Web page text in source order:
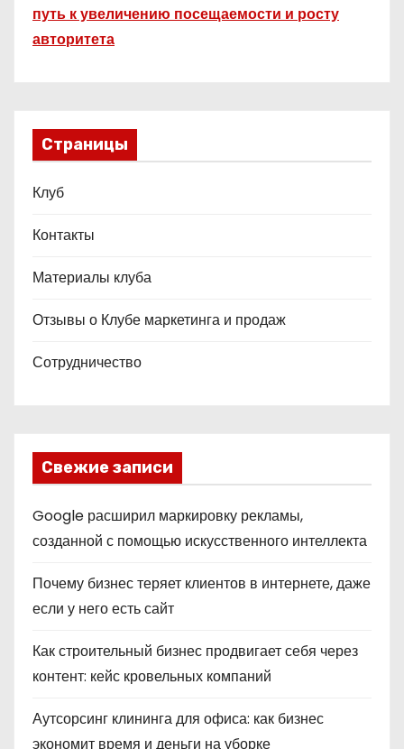
путь к увеличению посещаемости и росту
авторитета
Страницы
Клуб
Контакты
Материалы клуба
Отзывы о Клубе маркетинга и продаж
Сотрудничество
Свежие записи
Google расширил маркировку рекламы,
созданной с помощью искусственного интеллекта
Почему бизнес теряет клиентов в интернете, даже
если у него есть сайт
Как строительный бизнес продвигает себя через
контент: кейс кровельных компаний
Аутсорсинг клининга для офиса: как бизнес
экономит время и деньги на уборке